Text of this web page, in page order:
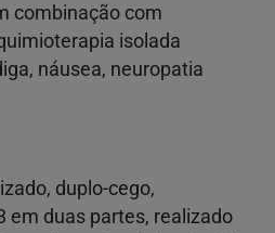
combinação com
isolada
náusea, neuropatia
duplo‑cego,
em duas partes, realizado